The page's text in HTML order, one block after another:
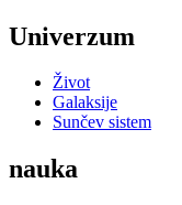
Univerzum
Život
Galaksije
Sunčev sistem
nauka